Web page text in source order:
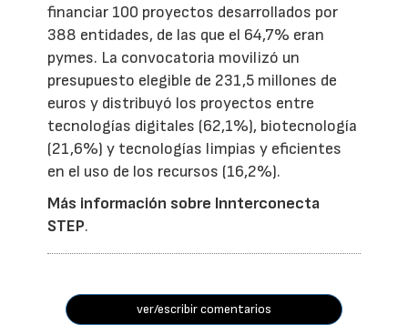
financiar 100 proyectos desarrollados por
388 entidades, de las que el 64,7% eran
pymes. La convocatoria movilizó un
presupuesto elegible de 231,5 millones de
euros y distribuyó los proyectos entre
tecnologías digitales (62,1%), biotecnología
(21,6%) y tecnologías limpias y eficientes
en el uso de los recursos (16,2%).
Más información sobre Innterconecta
STEP.
ver/escribir comentarios